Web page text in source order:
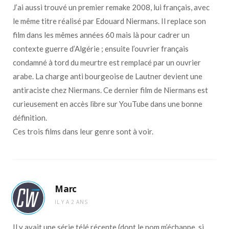
J’ai aussi trouvé un premier remake 2008, lui français, avec
le même titre réalisé par Edouard Niermans. Il replace son
film dans les mêmes années 60 mais là pour cadrer un
contexte guerre d’Algérie ; ensuite l’ouvrier français
condamné à tord du meurtre est remplacé par un ouvrier
arabe. La charge anti bourgeoise de Lautner devient une
antiraciste chez Niermans. Ce dernier film de Niermans est
curieusement en accès libre sur YouTube dans une bonne
définition.
Ces trois films dans leur genre sont à voir.
Marc
IL Y A 2 ANS
Il y avait une série télé récente (dont le nom m’échappe, si